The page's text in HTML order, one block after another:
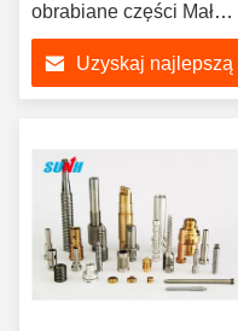
obrabiane części Małe
rozmiary z metalową
obróbką powierzchni
Uzyskaj najlepszą